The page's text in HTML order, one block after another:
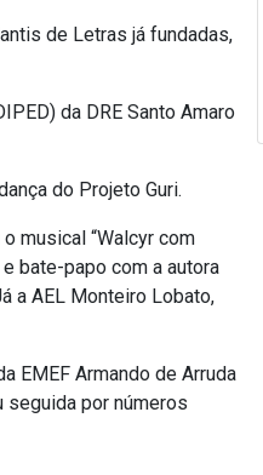
de Letras já fundadas,
da DRE Santo Amaro
do Projeto Guri.
musical “Walcyr com
bate-papo com a autora
a AEL Monteiro Lobato,
EMEF Armando de Arruda
seguida por números